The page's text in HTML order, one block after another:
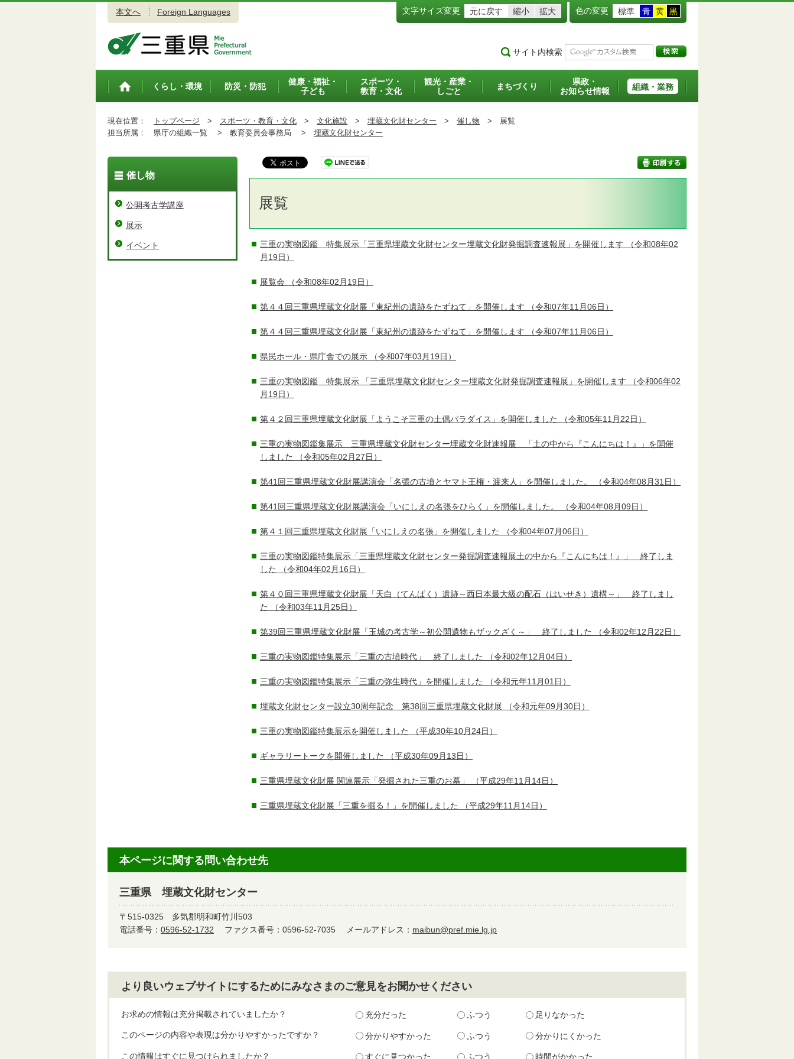
本文へ Foreign Languages 文字サイズ変更 元に戻す 縮小 拡大 色の変更 標準 青 黄 黒
サイト内検索
トップペ
くらし・環境 防災・防犯
健康・福祉・
子ども
スポーツ・
教育・文化
観光・産業・
しごと
まちづくり
県政・
お知らせ情報
組織・業務
現在位置： トップページ > スポーツ・教育・文化 > 文化施設 > 埋蔵文化財センター > 催し物 > 展覧
担当所属：
県庁の組織一覧 > 教育委員会事務局 > 埋蔵文化財センター
展覧
三重の実物図鑑 特集展示「三重県埋蔵文化財センター埋蔵文化財発掘調査速報展」を開催します （令和08年02
月19日）
展覧会 （令和08年02月19日）
第４４回三重県埋蔵文化財展「東紀州の遺跡をたずねて」を開催します （令和07年11月06日）
第４４回三重県埋蔵文化財展「東紀州の遺跡をたずねて」を開催します （令和07年11月06日）
県民ホール・県庁舎での展示 （令和07年03月19日）
三重の実物図鑑 特集展示 「三重県埋蔵文化財センター埋蔵文化財発掘調査速報展」を開催します （令和06年02
月19日）
第４２回三重県埋蔵文化財展「ようこそ三重の土偶パラダイス」を開催しました （令和05年11月22日）
三重の実物図鑑集展示 三重県埋蔵文化財センター埋蔵文化財速報展 「土の中から『こんにちは！』」を開催
しました
（令和05年02月27日）
第41回三重県埋蔵文化財展講演会「名張の古墳とヤマト王権・渡来人」を開催しました。 （令和04年08月31日）
第41回三重県埋蔵文化財展講演会「いにしえの名張をひらく」を開催しました。 （令和04年08月09日）
第４１回三重県埋蔵文化財展「いにしえの名張」を開催しました （令和04年07月06日）
三重の実物図鑑特集展示「三重県埋蔵文化財センター発掘調査速報展土の中から『こんにちは！』」 終了しま
した
（令和04年02月16日）
第４０回三重県埋蔵文化財展「天白（てんぱく）遺跡～西日本最大級の配石（はいせき）遺構～」 終了しまし
た
（令和03年11月25日）
第39回三重県埋蔵文化財展「玉城の考古学～初公開遺物もザックざく～」 終了しました （令和02年12月22日）
三重の実物図鑑特集展示「三重の古墳時代」 終了しました （令和02年12月04日）
三重の実物図鑑特集展示「三重の弥生時代」を開催しました （令和元年11月01日）
埋蔵文化財センター設立30周年記念 第38回三重県埋蔵文化財展 （令和元年09月30日）
三重の実物図鑑特集展示を開催しました （平成30年10月24日）
ギャラリートークを開催しました （平成30年09月13日）
三重県埋蔵文化財展 関連展示「発掘された三重のお墓」 （平成29年11月14日）
三重県埋蔵文化財展「三重を掘る！」を開催しました （平成29年11月14日）
催し物
公開考古学講座
展示
イベント
本ページに関する問い合わせ先
三重県 埋蔵文化財センター
〒515-0325 多気郡明和町竹川503
電話番号： 0596-52-1732 ファクス番号：0596-52-7035 メールアドレス： maibun@pref.mie.lg.jp
より良いウェブサイトにするためにみなさまのご意見をお聞かせください
お求めの情報は充分掲載されていましたか？ 充分だった ふつう 足りなかった
このページの内容や表現は分かりやすかったですか？ 分かりやすかった ふつう 分かりにくかった
この情報はすぐに見つけられましたか？ すぐに見つかった ふつう 時間がかかった